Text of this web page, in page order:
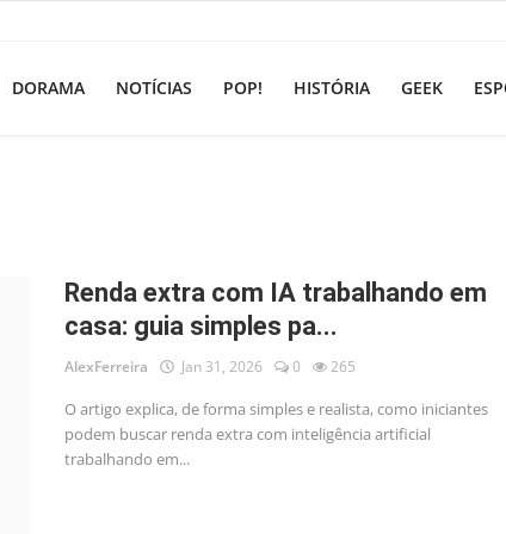
DORAMA NOTÍCIAS POP! HISTÓRIA GEEK
Renda extra com IA trabalhando em
casa: guia simples pa...
AlexFerreira Jan 31, 2026 0 265
O artigo explica, de forma simples e realista, como iniciantes
podem buscar renda extra com inteligência artificial
trabalhando em...